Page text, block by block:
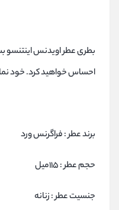
بطری عطر اویدنس اینتنسو
احساس خواهید کرد. خود
برند عطر : فراگرنس ورد
حجم عطر : 115میل
جنسیت عطر : زنانه